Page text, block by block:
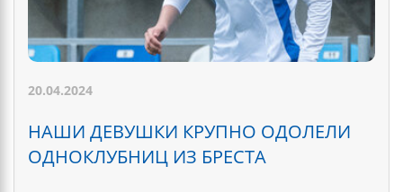
20.04.2024
НАШИ ДЕВУШКИ КРУПНО ОДОЛЕЛИ
ОДНОКЛУБНИЦ ИЗ БРЕСТА